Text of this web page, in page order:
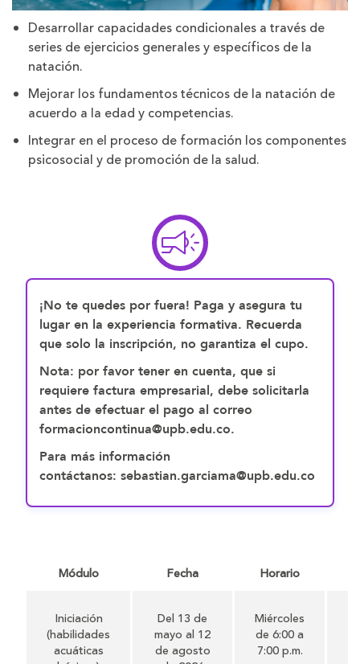
Desarrollar capacidades condicionales a través de
series de ejercicios generales y específicos de la
natación.
Mejorar los fundamentos técnicos de la natación de
acuerdo a la edad y competencias.
Integrar en el proceso de formación los componentes
psicosocial y de promoción de la salud.
¡No te quedes por fuera! Paga y asegura tu
lugar en la experiencia formativa. Recuerda
que solo la inscripción, no garantiza el cupo.
Nota: por favor tener en cuenta, que si
requiere factura empresarial, debe solicitarla
antes de efectuar el pago al correo
formacioncontinua@upb.edu.co.
Para más información
contáctanos: sebastian.garciama@upb.edu.co
Módulo Fecha Horario
Iniciación
(habilidades
acuáticas
Del 13 de
mayo al 12
de agosto
Miércoles
de 6:00 a
7:00 p.m.